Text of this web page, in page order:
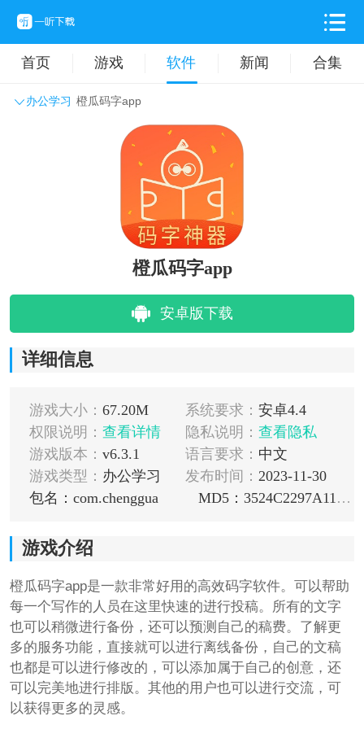
首页 游戏 软件 新闻 合集
办公学习 橙瓜码字app
主题壁纸 旅游出行
拍摄美化 时尚购物
橙瓜码字app
安卓版下载
详细信息
游戏大小： 67.20M 系统要求： 安卓4.4
权限说明： 查看详情 隐私说明： 查看隐私
游戏版本： v6.3.1 语言要求： 中文
游戏类型： 办公学习 发布时间： 2023-11-30
包名：com.chenggua
MD5：3524C2297A114F0B9C888AC0265CA53E
游戏介绍
橙瓜码字app是一款非常好用的高效码字软件。可以帮助
每一个写作的人员在这里快速的进行投稿。所有的文字
也可以稍微进行备份，还可以预测自己的稿费。了解更
多的服务功能，直接就可以进行离线备份，自己的文稿
也都是可以进行修改的，可以添加属于自己的创意，还
可以完美地进行排版。其他的用户也可以进行交流，可
以获得更多的灵感。